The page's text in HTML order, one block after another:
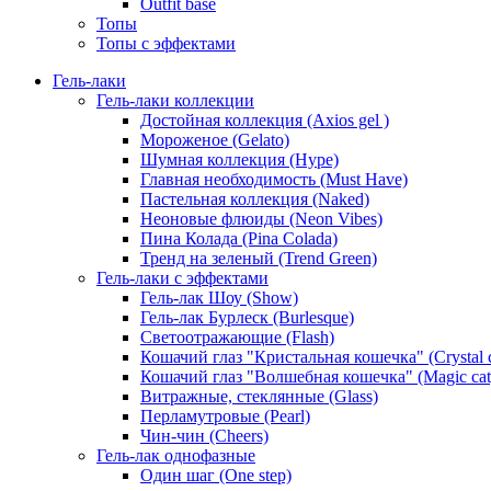
Топы
Топы с эффектами
Гель-лаки
Гель-лаки коллекции
Достойная коллекция (Axios gel )
Мороженое (Gelato)
Шумная коллекция (Hype)
Главная необходимость (Must Have)
Пастельная коллекция (Naked)
Неоновые флюиды (Neon Vibes)
Пина Колада (Pina Colada)
Тренд на зеленый (Trend Green)
Гель-лаки с эффектами
Гель-лак Шоу (Show)
Гель-лак Бурлеск (Burlesque)
Светоотражающие (Flash)
Кошачий глаз "Кристальная кошечка" (Crystal
Кошачий глаз "Волшебная кошечка" (Magic
Витражные, стеклянные (Glass)
Перламутровые (Pearl)
Чин-чин (Cheers)
Гель-лак однофазные
Один шаг (One step)